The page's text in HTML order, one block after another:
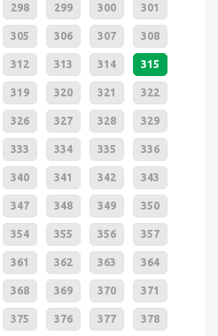
298 299 300 301
305 306 307 308
312 313 314 315
319 320 321 322
326 327 328 329
333 334 335 336
340 341 342 343
347 348 349 350
354 355 356 357
361 362 363 364
368 369 370 371
375 376 377 378